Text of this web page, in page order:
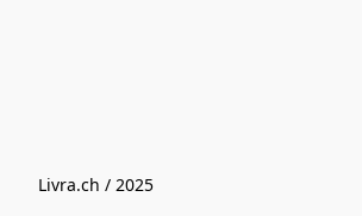
Livra.ch / 2025